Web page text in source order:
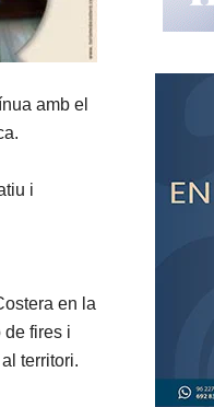
amb el
i
en la
de fires i
territori.